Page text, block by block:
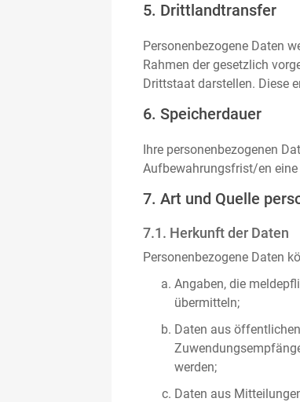
5. Drittlandtransfer
Personenbezogene Daten
Rahmen der gesetzlich
Drittstaat darstellen. Diese
6. Speicherdauer
Ihre personenbezogenen
Aufbewahrungsfrist/en eine
7. Art und Quelle
7.1. Herkunft der Daten
Personenbezogene Daten
Angaben, die
übermitteln;
Daten aus
werden;
Daten aus